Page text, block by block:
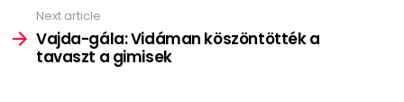
Next article
Vajda-gála: Vidáman köszöntötték a
tavaszt a gimisek